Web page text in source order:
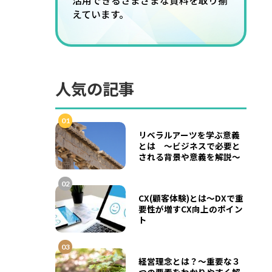
えています。
人気の記事
01
リベラルアーツを学ぶ意義
とは ～ビジネスで必要と
される背景や意義を解説～
02
CX(顧客体験)とは～DXで重
要性が増すCX向上のポイン
ト
03
経営理念とは？～重要な３